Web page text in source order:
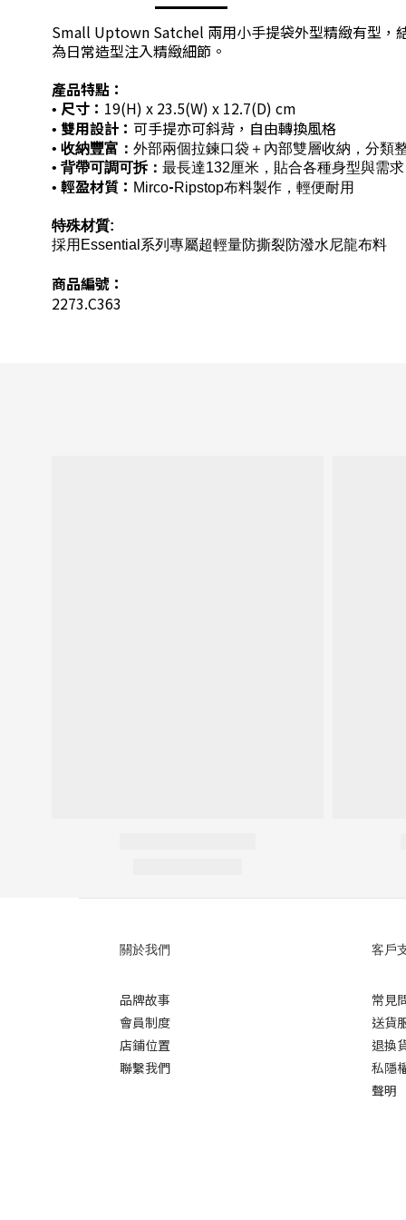
Small Uptown Satchel 兩用小手提袋外型精緻有型，
為日常造型注入精緻細節。
產品特點：
• 尺寸： 19(H) x 23.5(W) x 12.7(D) cm
• 雙用設計： 可手提亦可斜背，自由轉換風格
• 收納豐富： 外部兩個拉鍊口袋＋內部雙層收納，分類
• 背帶可調可拆： 最長達132厘米，貼合各種身型與需求
• 輕盈材質： Mirco-Ripstop布料製作，輕便耐用
特殊材質:
採用Essential系列專屬超輕量防撕裂防潑水尼龍布料
商品編號：
2273.C363
關於我們
品牌故事
會員制度
店鋪位置
聯繫我們
客戶
常見
送貨
退換
私隱
聲明